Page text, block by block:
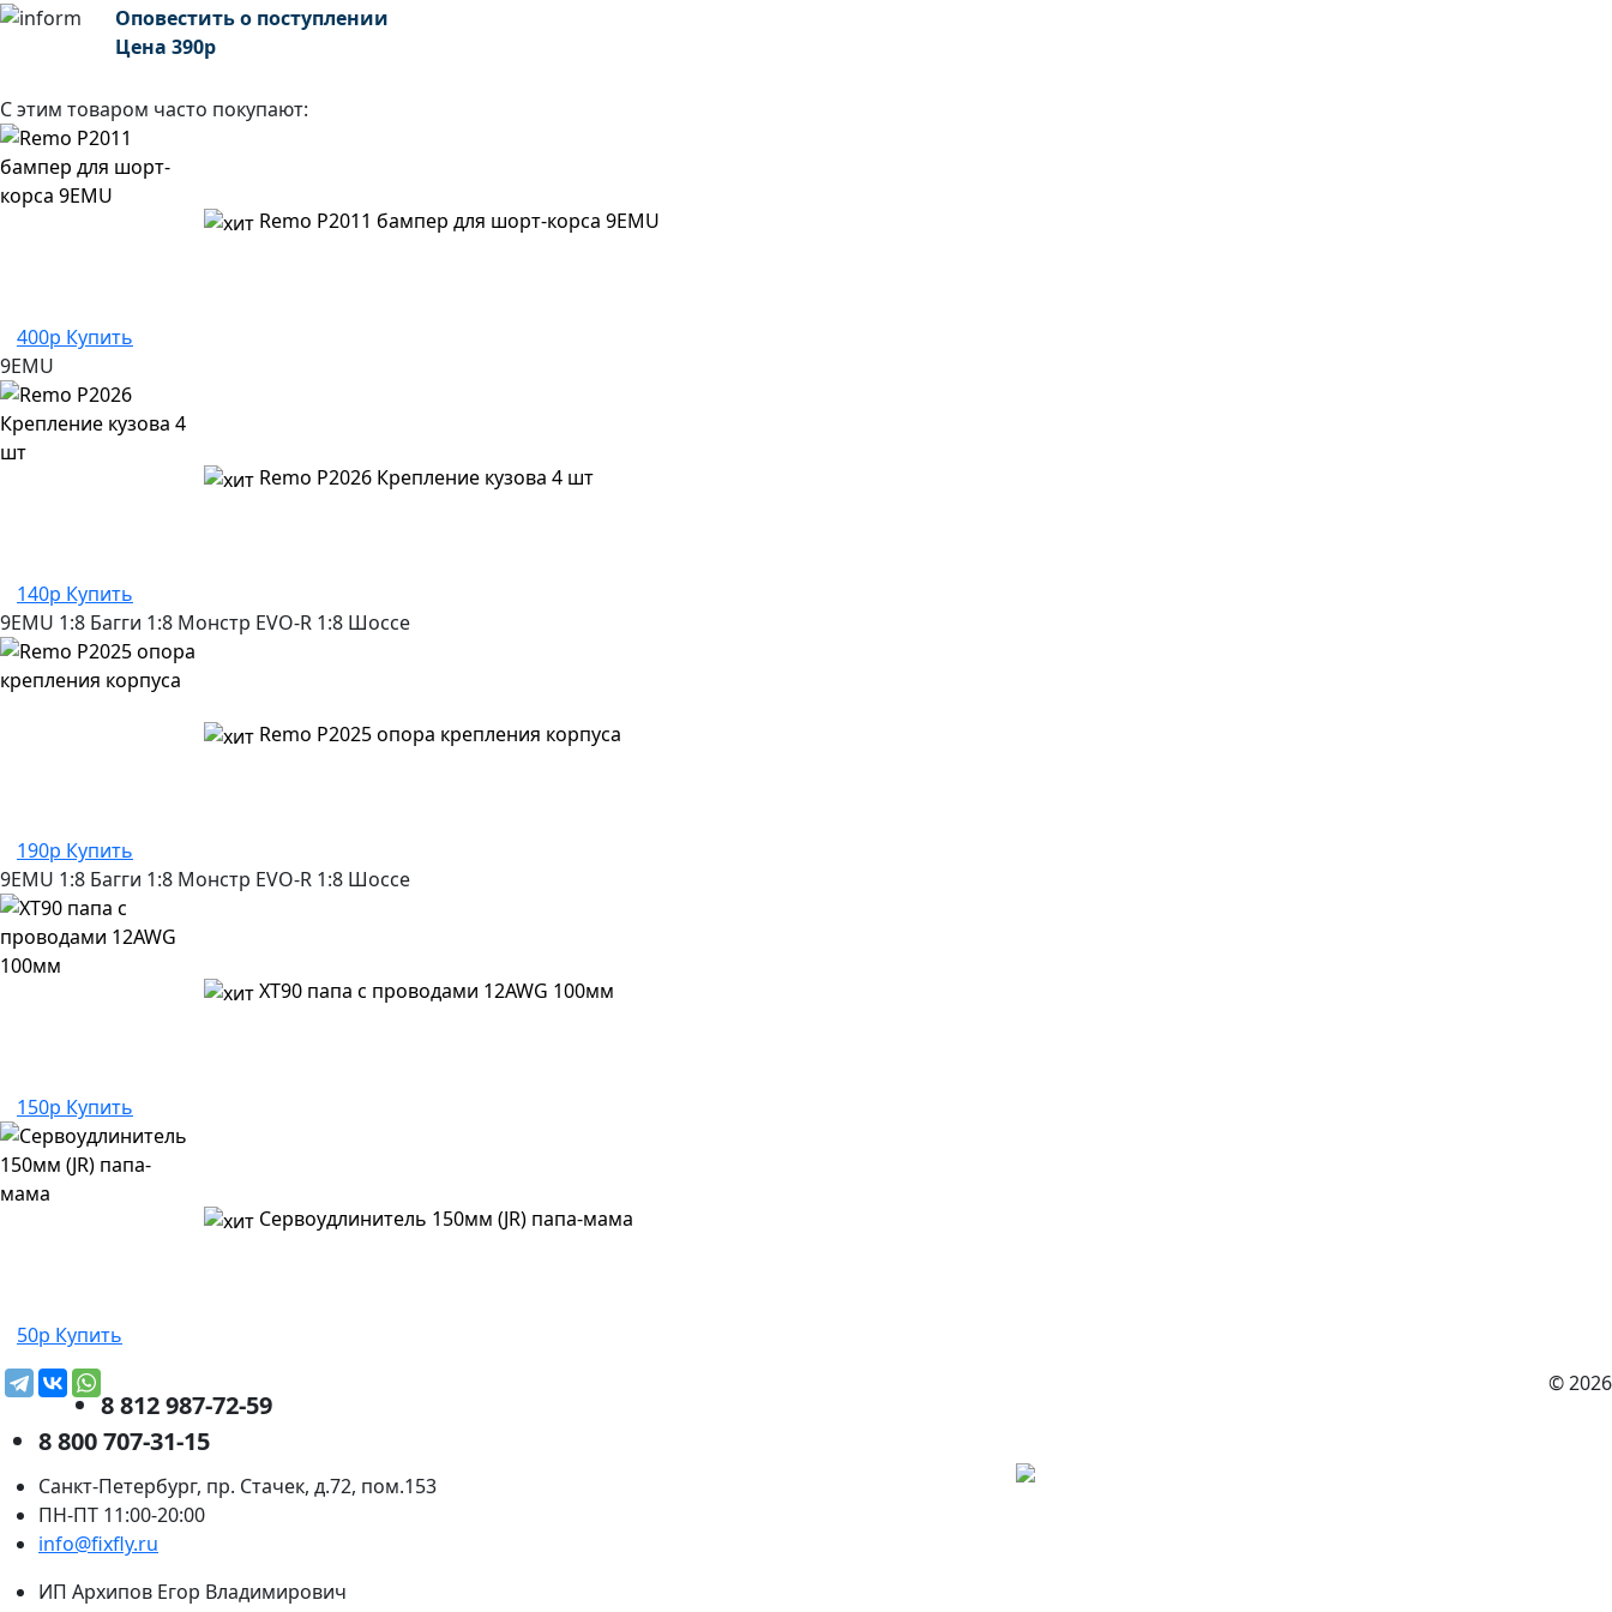
Оповестить о поступлении
Цена 390р
С этим товаром часто покупают:
Remo P2011 бампер для шорт-корса 9EMU
400р Купить
9EMU
Remo P2026 Крепление кузова 4 шт
140р Купить
9EMU 1:8 Багги 1:8 Монстр EVO-R 1:8 Шоссе
Remo P2025 опора крепления корпуса
190р Купить
9EMU 1:8 Багги 1:8 Монстр EVO-R 1:8 Шоссе
XT90 папа с проводами 12AWG 100мм
150р Купить
Сервоудлинитель 150мм (JR) папа-мама
50р Купить
© 2026
8 812 987-72-59
8 800 707-31-15
Санкт-Петербург, пр. Стачек, д.72, пом.153
ПН-ПТ 11:00-20:00
info@fixfly.ru
ИП Архипов Егор Владимирович